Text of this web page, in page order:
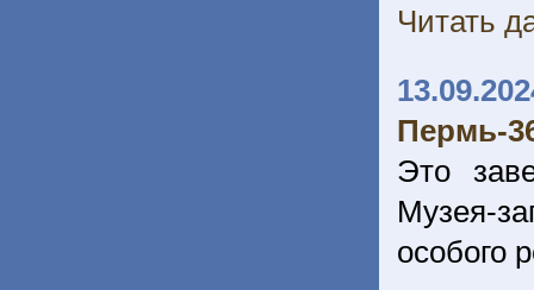
Читать
Пермь-
Это
Музея-
особого